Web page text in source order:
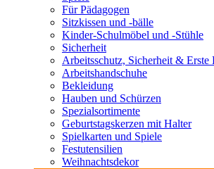
Für Pädagogen
Sitzkissen und -bälle
Kinder-Schulmöbel und -Stühle
Sicherheit
Arbeitsschutz, Sicherheit & Erste
Arbeitshandschuhe
Bekleidung
Hauben und Schürzen
Spezialsortimente
Geburtstagskerzen mit Halter
Spielkarten und Spiele
Festutensilien
Weihnachtsdekor